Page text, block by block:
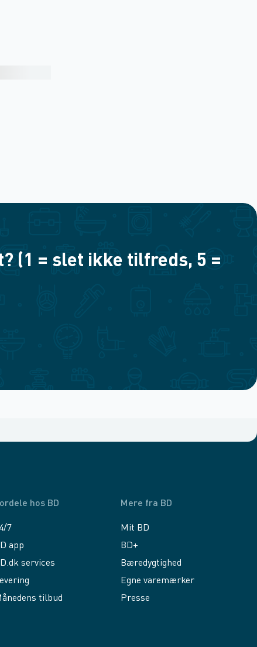
(1 = slet ikke tilfreds, 5 =
hos BD
7
app
services
tilbud
Mere fra BD
Mit BD
BD+
Bæredygtighed
Egne varemærker
Presse